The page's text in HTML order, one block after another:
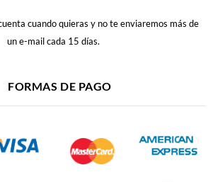
cuando quieras y no te enviaremos más de
un e-mail cada 15 días.
FORMAS DE PAGO